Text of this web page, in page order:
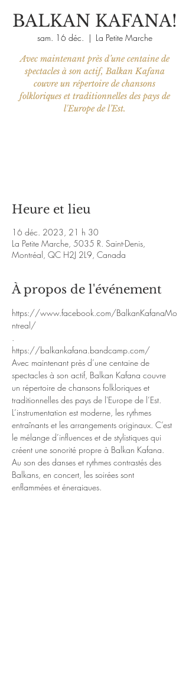
BALKAN KAFANA!
sam. 16 déc.
  |
La Petite Marche
Avec maintenant près d’une centaine de
spectacles à son actif, Balkan Kafana
couvre un répertoire de chansons
folkloriques et traditionnelles des pays de
l'Europe de l’Est.
Heure et lieu
16 déc. 2023, 21 h 30
La Petite Marche, 5035 R. Saint-Denis,
Montréal, QC H2J 2L9, Canada
À propos de l'événement
https://www.facebook.com/BalkanKafanaMo
ntreal/
.
https://balkankafana.bandcamp.com/
Avec maintenant près d’une centaine de
spectacles à son actif, Balkan Kafana couvre
un répertoire de chansons folkloriques et
traditionnelles des pays de l'Europe de l’Est.
L’instrumentation est moderne, les rythmes
entraînants et les arrangements originaux. C’est
le mélange d’influences et de stylistiques qui
créent une sonorité propre à Balkan Kafana.
Au son des danses et rythmes contrastés des
Balkans, en concert, les soirées sont
enflammées et énergiques.